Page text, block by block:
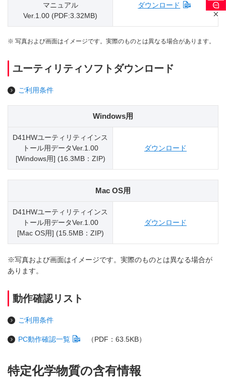
マニュアル
Ver.1.00 (PDF:3.32MB)
ダウンロード
※ 写真および画面はイメージです。実際のものとは異なる場合があります。
ユーティリティソフトダウンロード
ご利用条件
Windows用
D41HWユーティリティインス
トール用データVer.1.00
[Windows用] (16.3MB：ZIP)
ダウンロード
Mac OS用
D41HWユーティリティインス
トール用データVer.1.00
[Mac OS用] (15.5MB：ZIP)
ダウンロード
※写真および画面はイメージです。実際のものとは異なる場合が
あります。
動作確認リスト
ご利用条件
PC動作確認一覧 （PDF：63.5KB）
特定化学物質の含有情報